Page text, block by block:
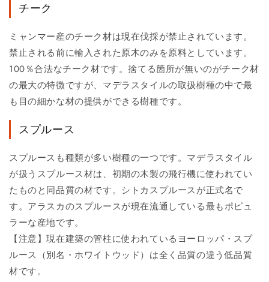
チーク
ミャンマー産のチーク材は現在伐採が禁止されています。
禁止される前に輸入された原木のみを原料としています。
100％合法なチーク材です。捨てる箇所が無いのがチーク材
の最大の特徴ですが、マデラスタイルの取扱樹種の中で最
も目の細かな材の提供ができる樹種です。
スプルース
スプルースも種類が多い樹種の一つです。マデラスタイル
が扱うスプルース材は、初期の木製の飛行機に使われてい
たものと同品質の材です。シトカスプルースが正式名で
す。アラスカのスプルースが現在流通している最もポピュ
ラーな産地です。
【注意】現在建築の管柱に使われているヨーロッパ・スプ
ルース（別名・ホワイトウッド）は全く品質の違う低品質
材です。